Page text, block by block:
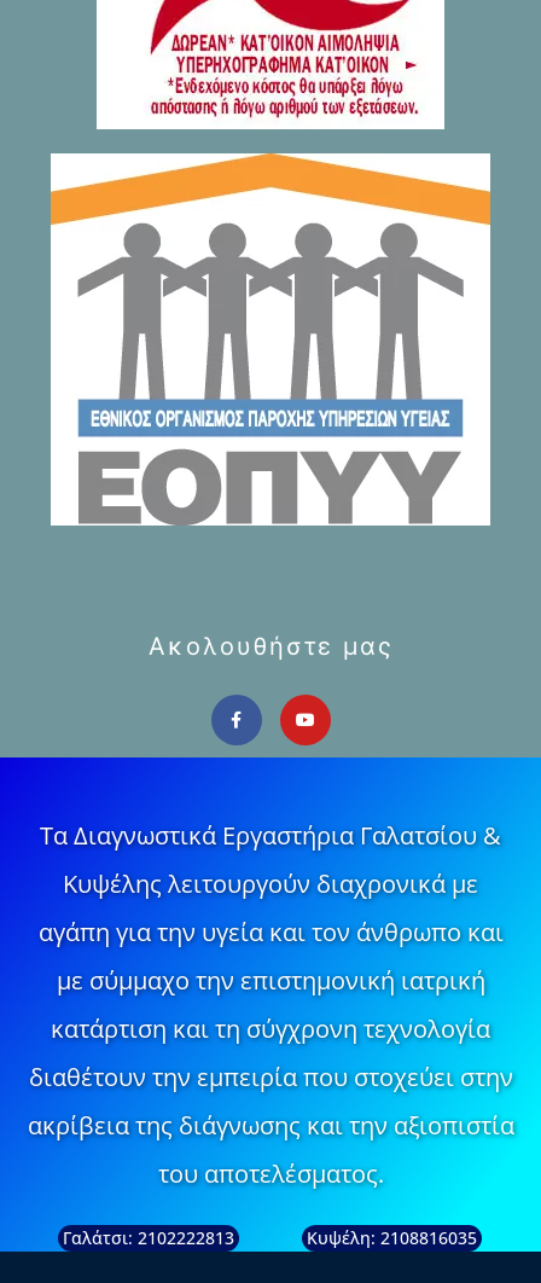
Ακολουθήστε μας
Τα Διαγνωστικά Εργαστήρια Γαλατσίου &
Κυψέλης λειτουργούν διαχρονικά με
αγάπη για την υγεία και τον άνθρωπο και
με σύμμαχο την επιστημονική ιατρική
κατάρτιση και τη σύγχρονη τεχνολογία
διαθέτουν την εμπειρία που στοχεύει στην
ακρίβεια της διάγνωσης και την αξιοπιστία
του αποτελέσματος.
Γαλάτσι: 2102222813 Κυψέλη: 2108816035